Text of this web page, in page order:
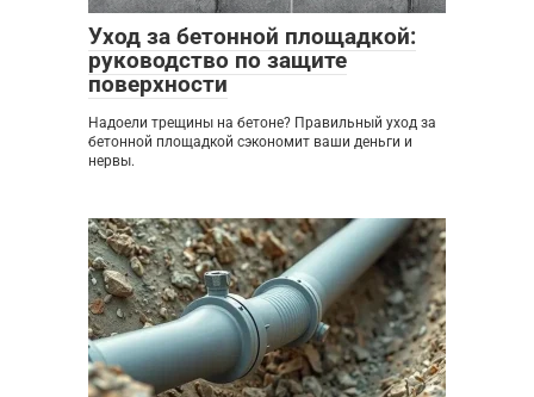
Уход за бетонной площадкой:
руководство по защите
поверхности
Надоели трещины на бетоне? Правильный уход за
бетонной площадкой сэкономит ваши деньги и
нервы.